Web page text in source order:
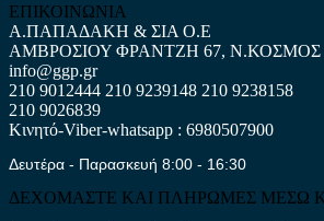
ΕΠΙΚΟΙΝΩΝΙΑ
Α.ΠΑΠΑΔΑΚΗ & ΣΙΑ Ο.Ε
ΑΜΒΡΟΣΙΟΥ ΦΡΑΝΤΖΗ 67, Ν.ΚΟΣΜΟΣ
info@ggp.gr
210 9012444 210 9239148 210 9238158
210 9026839
Κινητό-Viber-whatsapp : 6980507900
Δευτέρα - Παρασκευή 8:00 - 16:30
ΔΕΧΟΜΑΣΤΕ ΚΑΙ ΠΛΗΡΩΜΕΣ ΜΕΣΩ